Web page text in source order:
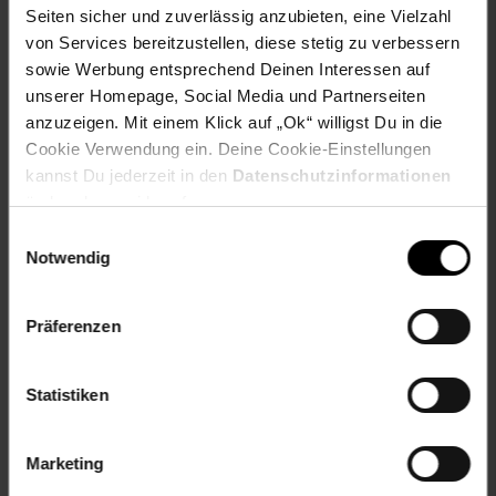
Seiten sicher und zuverlässig anzubieten, eine Vielzahl
von Services bereitzustellen, diese stetig zu verbessern
sowie Werbung entsprechend Deinen Interessen auf
unserer Homepage, Social Media und Partnerseiten
anzuzeigen. Mit einem Klick auf „Ok“ willigst Du in die
Cookie Verwendung ein. Deine Cookie-Einstellungen
kannst Du jederzeit in den Datenschutzinformationen
ändern bzw. widerrufen.
Notwendig
Präferenzen
Statistiken
Marketing
Eu Verantwortliche Person Straße: Zechenstraße
Gewählte Variante:
Farbe: Grau
Größe: 6,3
Artikelnummer: 3010195000
EAN: 5903396420801
Versandinformationen